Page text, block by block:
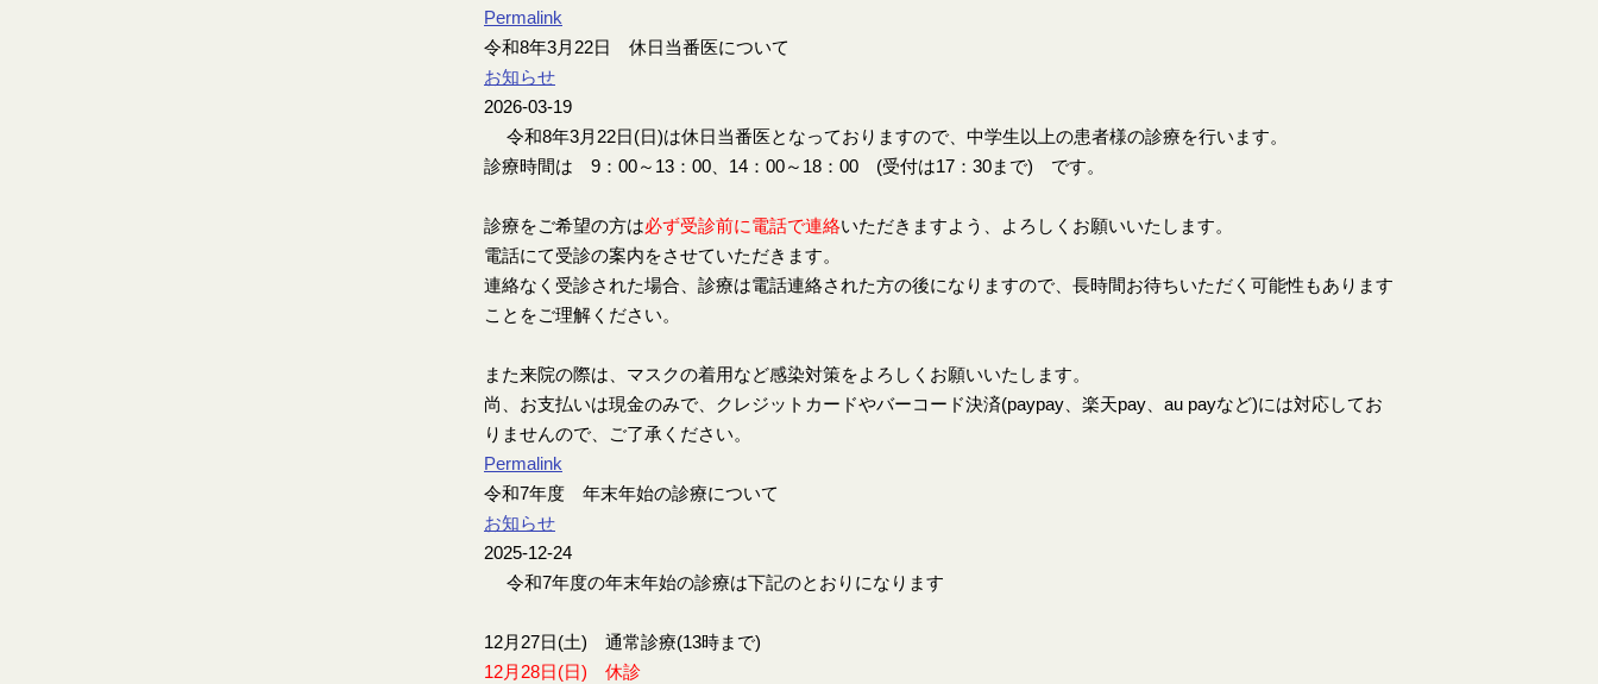
Permalink
令和8年3月22日 休日当番医について
お知らせ
2026-03-19
令和8年3月22日(日)は休日当番医となっておりますので、中学生以上の患者様の診療を行います。
診療時間は 9：00～13：00、14：00～18：00 (受付は17：30まで) です。
診療をご希望の方は必ず受診前に電話で連絡いただきますよう、よろしくお願いいたします。
電話にて受診の案内をさせていただきます。
連絡なく受診された場合、診療は電話連絡された方の後になりますので、長時間お待ちいただく可能性もあります
ことをご理解ください。
また来院の際は、マスクの着用など感染対策をよろしくお願いいたします。
尚、お支払いは現金のみで、クレジットカードやバーコード決済(paypay、楽天pay、au payなど)には対応してお
りませんので、ご了承ください。
Permalink
令和7年度 年末年始の診療について
お知らせ
2025-12-24
令和7年度の年末年始の診療は下記のとおりになります
12月27日(土) 通常診療(13時まで)
12月28日(日) 休診